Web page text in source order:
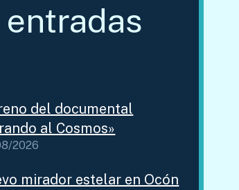
entradas
del documental
al Cosmos»
2026
mirador estelar en Ocón